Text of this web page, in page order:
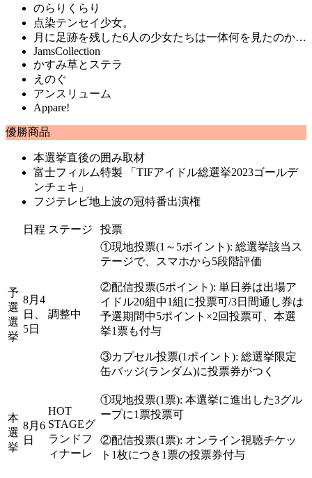
のらりくらり
点染テンセイ少女。
月に足跡を残した6人の少女たちは一体何を見たのか…
JamsCollection
かすみ草とステラ
えのぐ
アンスリューム
Appare!
優勝商品
本選挙直後の囲み取材
富士フィルム特製 「TIFアイドル総選挙2023ゴールデ
ンチェキ」
フジテレビ地上波の冠特番出演権
日程 ステージ 投票
予
選
選
挙
8月4
日、
5日
調整中
①現地投票(1～5ポイント): 総選挙該当ス
テージで、スマホから5段階評価
②配信投票(5ポイント): 単日券は出場ア
イドル20組中1組に投票可/3日間通し券は
予選期間中5ポイント×2回投票可、本選
挙1票も付与
③カプセル投票(1ポイント): 総選挙限定
缶バッジ(ランダム)に投票券がつく
本
選
挙
8月6
日
HOT
STAGEグ
ランドフ
ィナーレ
①現地投票(1票): 本選挙に進出した3グル
ープに1票投票可
②配信投票(1票): オンライン視聴チケッ
ト1枚につき1票の投票券付与